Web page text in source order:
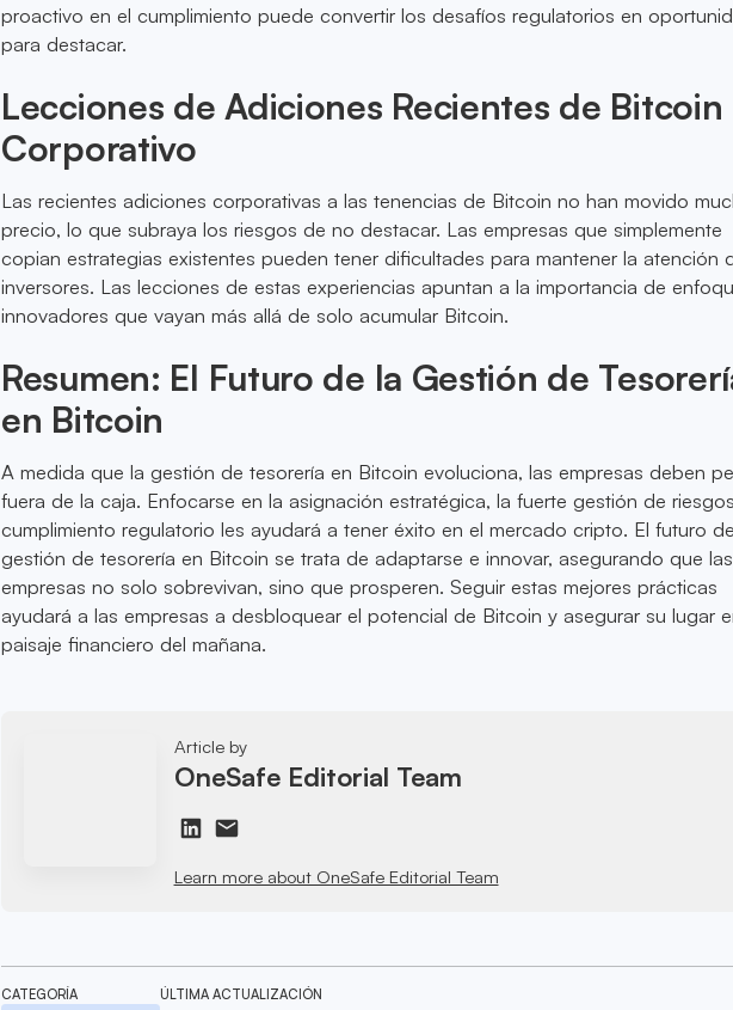
proactivo en el cumplimiento puede convertir los desafíos regulatorios en
para destacar.
Lecciones de Adiciones Recientes de Bitcoin
Corporativo
Las recientes adiciones corporativas a las tenencias de Bitcoin no han movido
precio, lo que subraya los riesgos de no destacar. Las empresas que simplemente
copian estrategias existentes pueden tener dificultades para mantener la atención
inversores. Las lecciones de estas experiencias apuntan a la importancia de
innovadores que vayan más allá de solo acumular Bitcoin.
Resumen: El Futuro de la Gestión de
en Bitcoin
A medida que la gestión de tesorería en Bitcoin evoluciona, las empresas deben
fuera de la caja. Enfocarse en la asignación estratégica, la fuerte gestión de
cumplimiento regulatorio les ayudará a tener éxito en el mercado cripto. El futuro
gestión de tesorería en Bitcoin se trata de adaptarse e innovar, asegurando que las
empresas no solo sobrevivan, sino que prosperen. Seguir estas mejores prácticas
ayudará a las empresas a desbloquear el potencial de Bitcoin y asegurar su lugar
paisaje financiero del mañana.
Article by
OneSafe Editorial Team
Learn more about OneSafe Editorial Team
CATEGORÍA ÚLTIMA ACTUALIZACIÓN